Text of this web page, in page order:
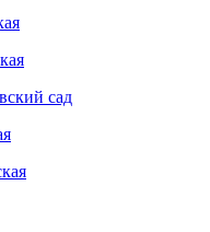
сад